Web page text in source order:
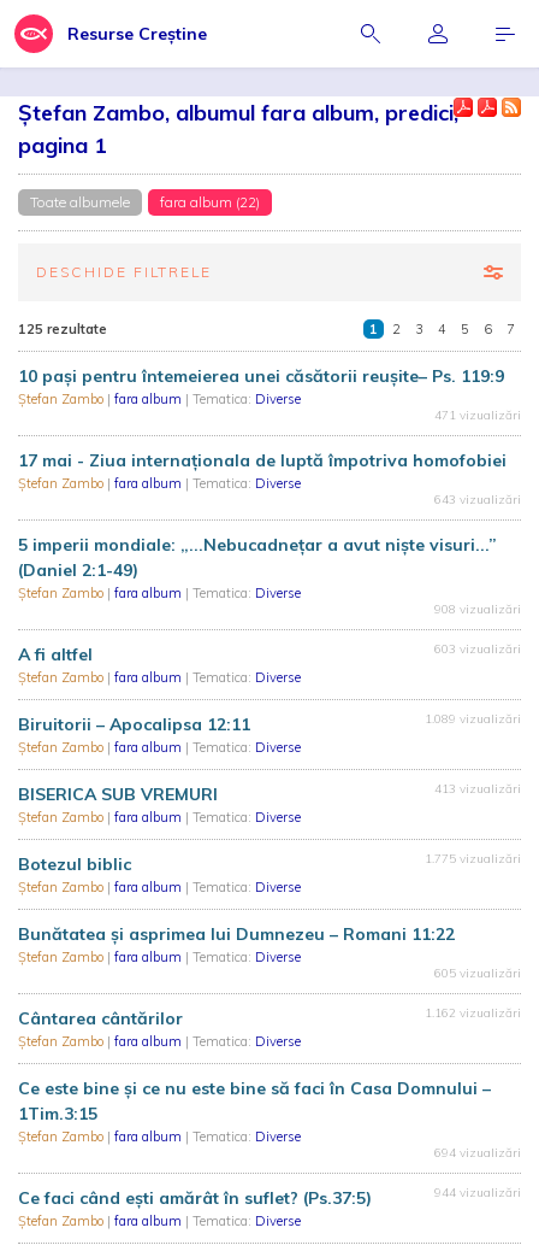
Resurse Creștine
Ștefan Zambo, albumul fara album, predici,
pagina 1
Toate albumele fara album (22)
DESCHIDE FILTRELE
125 rezultate 1 2 3 4 5 6 7
10 pași pentru întemeierea unei căsătorii reușite– Ps. 119:9
Ștefan Zambo | fara album | Tematica: Diverse
471 vizualizări
17 mai - Ziua internaționala de luptă împotriva homofobiei
Ștefan Zambo | fara album | Tematica: Diverse
643 vizualizări
5 imperii mondiale: „...Nebucadnețar a avut niște visuri...”
(Daniel 2:1-49)
Ștefan Zambo | fara album | Tematica: Diverse
908 vizualizări
A fi altfel
Ștefan Zambo | fara album | Tematica: Diverse
603 vizualizări
Biruitorii – Apocalipsa 12:11
Ștefan Zambo | fara album | Tematica: Diverse
1.089 vizualizări
BISERICA SUB VREMURI
Ștefan Zambo | fara album | Tematica: Diverse
413 vizualizări
Botezul biblic
Ștefan Zambo | fara album | Tematica: Diverse
1.775 vizualizări
Bunătatea și asprimea lui Dumnezeu – Romani 11:22
Ștefan Zambo | fara album | Tematica: Diverse
605 vizualizări
Cântarea cântărilor
Ștefan Zambo | fara album | Tematica: Diverse
1.162 vizualizări
Ce este bine și ce nu este bine să faci în Casa Domnului –
1Tim.3:15
Ștefan Zambo | fara album | Tematica: Diverse
694 vizualizări
Ce faci când ești amărât în suflet? (Ps.37:5)
Ștefan Zambo | fara album | Tematica: Diverse
944 vizualizări